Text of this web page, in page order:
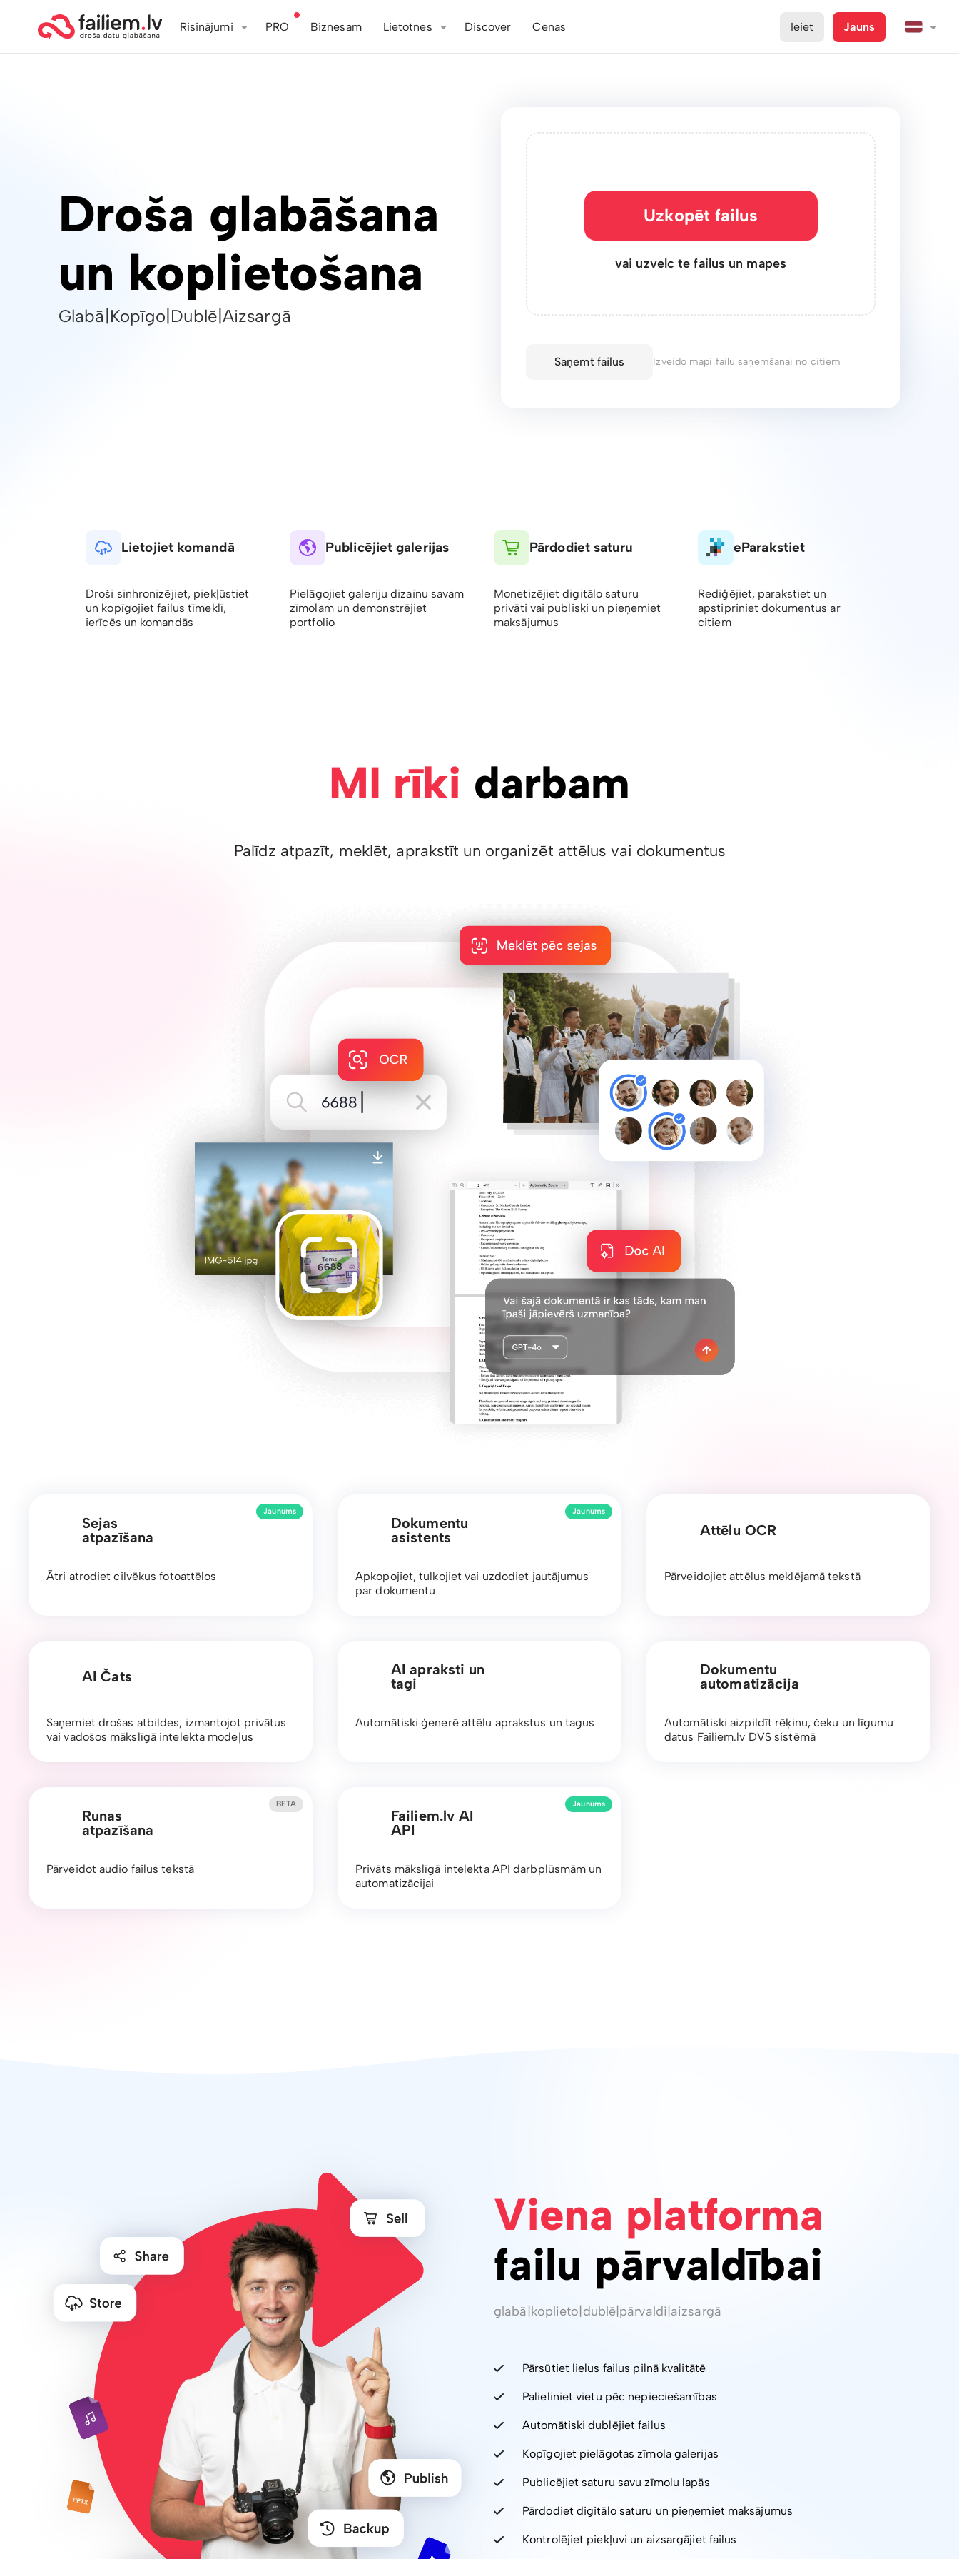
Risinājumi PRO Biznesam Lietotnes Discover Cenas Ieiet Jauns
Droša glabāšana
un koplietošana
Glabā|Kopīgo|Dublē|Aizsargā
Uzkopēt failus
vai uzvelc te failus un mapes
Saņemt failus Izveido mapi failu saņemšanai no citiem
Lietojiet komandā
Droši sinhronizējiet, piekļūstiet
un kopīgojiet failus tīmeklī,
ierīcēs un komandās
Publicējiet galerijas
Pielāgojiet galeriju dizainu savam
zīmolam un demonstrējiet
portfolio
Pārdodiet saturu
Monetizējiet digitālo saturu
privāti vai publiski un pieņemiet
maksājumus
eParakstiet
Rediģējiet, parakstiet un
apstipriniet dokumentus ar
citiem
MI rīki darbam
Palīdz atpazīt, meklēt, aprakstīt un organizēt attēlus vai dokumentus
Dokumentu
asistents
Apkopojiet, tulkojiet vai uzdodiet jautājumus
par dokumentu
Jaunums
Attēlu OCR
Pārveidojiet attēlus meklējamā tekstā
AI Čats
Saņemiet drošas atbildes, izmantojot privātus
vai vadošos mākslīgā intelekta modeļus
AI apraksti un
tagi
Automātiski ģenerē attēlu aprakstus un tagus
Dokumentu
automatizācija
Automātiski aizpildīt rēķinu, čeku un līgumu
datus Failiem.lv DVS sistēmā
Runas
atpazīšana
Pārveidot audio failus tekstā
BETA
Sejas
atpazīšana
Ātri atrodiet cilvēkus fotoattēlos
Jaunums
Failiem.lv AI
API
Privāts mākslīgā intelekta API darbplūsmām un
automatizācijai
Jaunums
Viena platforma
failu pārvaldībai
glabā koplieto dublē pārvaldi aizsargā
Pārsūtiet lielus failus pilnā kvalitātē
Palieliniet vietu pēc nepieciešamības
Automātiski dublējiet failus
Kopīgojiet pielāgotas zīmola galerijas
Publicējiet saturu savu zīmolu lapās
Pārdodiet digitālo saturu un pieņemiet maksājumus
Kontrolējiet piekļuvi un aizsargājiet failus